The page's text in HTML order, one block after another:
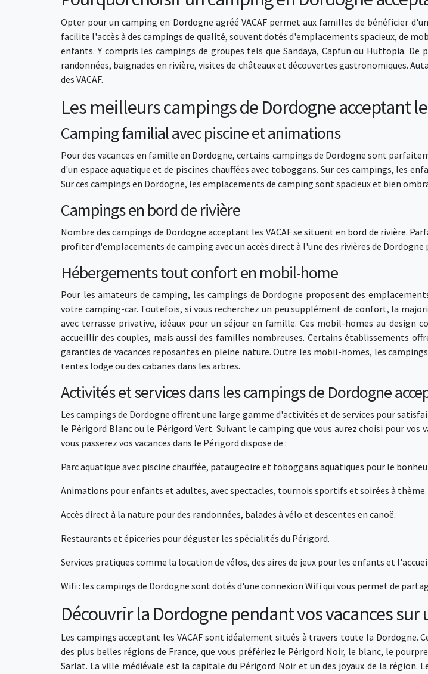
Opter pour un camping en Dordogne agréé VACAF permet aux familles de bénéficier
facilite l'accès à des campings de qualité, souvent dotés d'emplacements spacieux, de
enfants. Y compris les campings de groupes tels que Sandaya, Capfun ou Huttopia. De
randonnées, baignades en rivière, visites de châteaux et découvertes gastronomiques.
des VACAF.
Les meilleurs campings de Dordogne acceptant
Camping familial avec piscine et animations
Pour des vacances en famille en Dordogne, certains campings de Dordogne sont
d'un espace aquatique et de piscines chauffées avec toboggans. Sur ces campings, les
Sur ces campings en Dordogne, les emplacements de camping sont spacieux et bien
Campings en bord de rivière
Nombre des campings de Dordogne acceptant les VACAF se situenten bord de rivière.
profiter d'emplacements de camping avec un accès direct à l'une des rivières de
Hébergements tout confort en mobil-home
Pour les amateurs de camping, les campings de Dordogne proposent des
votre camping-car. Toutefois, si vous recherchez un peu supplément de confort, la
avec terrasse privative, idéaux pour un séjour en famille. Ces mobil-homes au design
accueillir des couples, mais aussi des familles nombreuses. Certains établissements
garanties de vacances reposantes en pleine nature. Outre les mobil-homes, les
tentes lodge ou des cabanes dans les arbres.
Activités et services dans les campings de Dordogne
Les campings de Dordogne offrent une large gamme d'activités et de services pour
le Périgord Blanc ou le Périgord Vert. Suivant le camping que vous aurez choisi pour
vous passerez vos vacances dans le Périgord dispose de :
Parc aquatique avec piscine chauffée, pataugeoire et toboggans aquatiques pour le
Animations pour enfants et adultes, avec spectacles, tournois sportifs et soirées à
Accès direct à la nature pour des randonnées, balades à vélo et descentes en canoë.
Restaurants et épiceries pour déguster les spécialités du Périgord.
Services pratiques comme la location de vélos, des aires de jeux pour les enfants et
Wifi : les campings de Dordogne sont dotés d'une connexion Wifi qui vous permet de
Découvrir la Dordogne pendant vos vacances sur
Les campings acceptant les VACAF sont idéalement situés à travers toute la
des plus belles régions de France, que vous préfériez le Périgord Noir, le blanc, le
Sarlat. La ville médiévale est la capitale du Périgord Noir et un des joyaux de la région.